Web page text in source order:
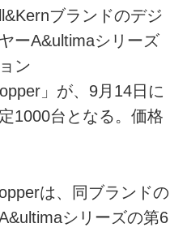
ブランドのデジ
ーA&ultimaシリーズ
ン
」が、9月14日に
1000台となる。価格
は、同ブランドの
シリーズの第6